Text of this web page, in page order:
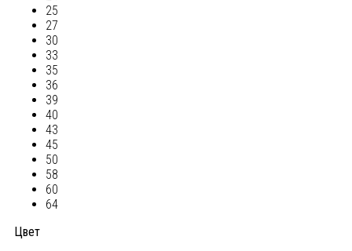
25
27
30
33
35
36
39
40
43
45
50
58
60
64
Цвет